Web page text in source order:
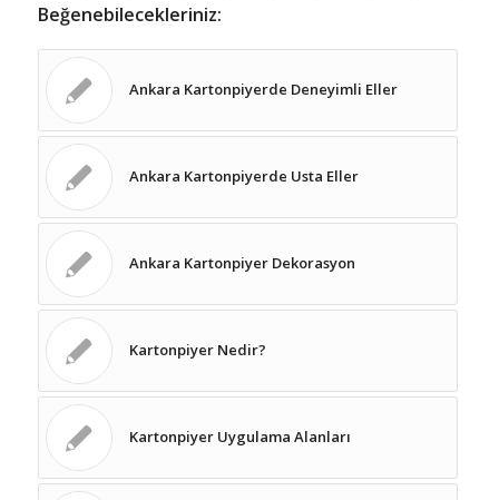
Beğenebilecekleriniz:
Ankara Kartonpiyerde Deneyimli Eller
Ankara Kartonpiyerde Usta Eller
Ankara Kartonpiyer Dekorasyon
Kartonpiyer Nedir?
Kartonpiyer Uygulama Alanları